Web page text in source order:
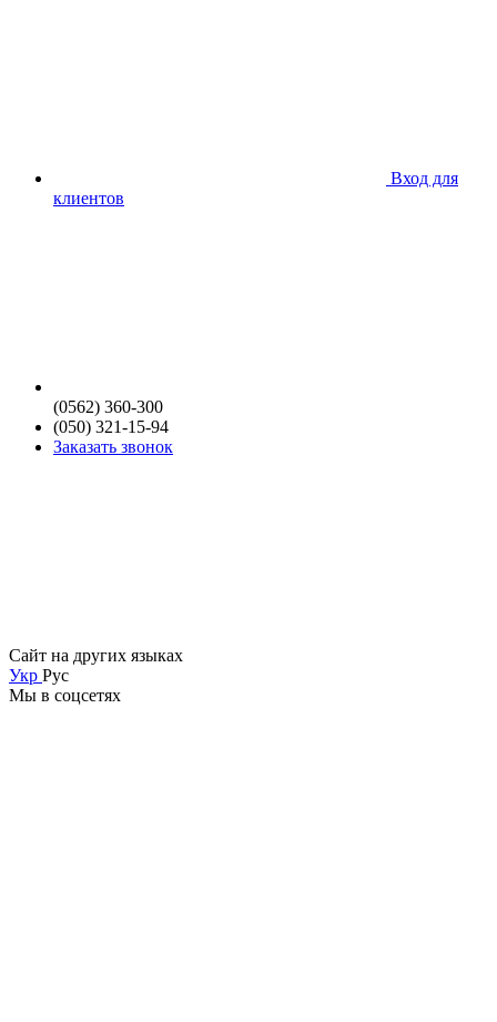
Вход для
клиентов
(0562) 360-300
(050) 321-15-94
Заказать звонок
Сайт на других языках
Укр Рус
Мы в соцсетях